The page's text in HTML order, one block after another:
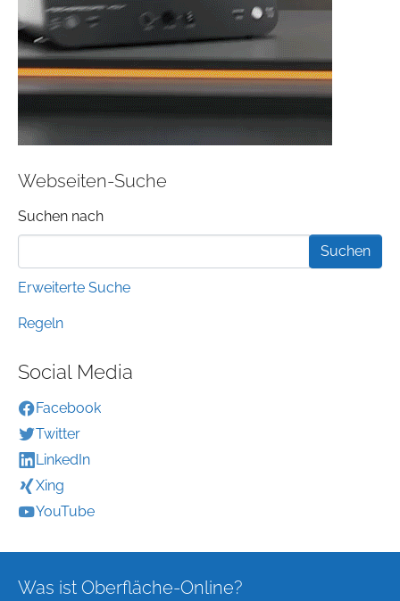
Webseiten-Suche
Suchformular
Suchen nach
Erweiterte Suche
Regeln
Social Media
Facebook
Twitter
LinkedIn
Xing
YouTube
Was ist Oberfläche-Online?